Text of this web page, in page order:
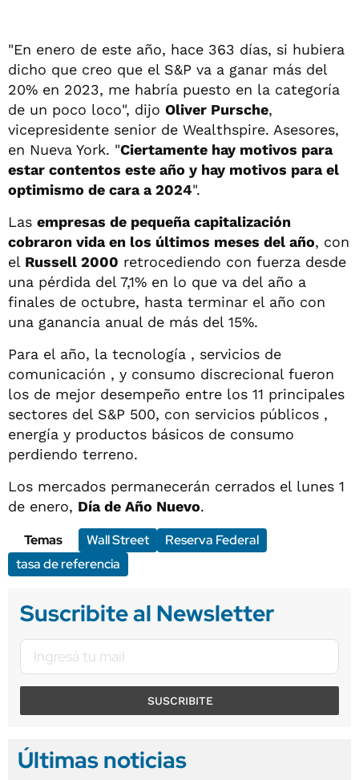
"En enero de este año, hace 363 días, si hubiera
dicho que creo que el S&P va a ganar más del
20% en 2023, me habría puesto en la categoría
de un poco loco", dijo Oliver Pursche,
vicepresidente senior de Wealthspire. Asesores,
en Nueva York. "Ciertamente hay motivos para
estar contentos este año y hay motivos para el
optimismo de cara a 2024".
Las empresas de pequeña capitalización
cobraron vida en los últimos meses del año, con
el Russell 2000 retrocediendo con fuerza desde
una pérdida del 7,1% en lo que va del año a
finales de octubre, hasta terminar el año con
una ganancia anual de más del 15%.
Para el año, la tecnología , servicios de
comunicación , y consumo discrecional fueron
los de mejor desempeño entre los 11 principales
sectores del S&P 500, con servicios públicos ,
energía y productos básicos de consumo
perdiendo terreno.
Los mercados permanecerán cerrados el lunes 1
de enero, Día de Año Nuevo.
Temas
Wall Street
Reserva Federal
tasa de referencia
Suscribite al Newsletter
SUSCRIBITE
Últimas noticias